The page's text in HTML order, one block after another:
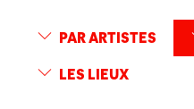
PAR ARTISTES
LES LIEUX